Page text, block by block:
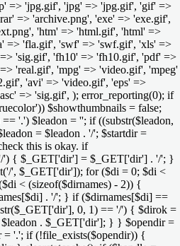
=> 'jpg.gif', 'jpg' => 'jpg.gif', 'gif' =>
=> 'archive.png', 'exe' => 'exe.gif',
'htm' => 'html.gif', 'html' =>
=> 'fla.gif', 'swf' => 'swf.gif', 'xls' =>
'sig.gif', 'fh10' => 'fh10.gif', 'pdf' =>
'real.gif', 'mpg' => 'video.gif', 'mpeg'
'avi' => 'video.gif', 'eps' =>
=> 'sig.gif', ); error_reporting(0); if
$showthumbnails = false;
'.') $leadon = ''; if ((substr($leadon,
= $leadon . '/'; $startdir =
this is okay. if
') { $_GET['dir'] = $_GET['dir'] . '/'; }
', $_GET['dir']); for ($di = 0; $di <
< (sizeof($dirnames) - 2)) {
. '/'; } if ($dirnames[$di] ==
0, 1) == '/') { $dirok =
. $_GET['dir']; } } $opendir =
= '.'; if (!file_exists($opendir)) {